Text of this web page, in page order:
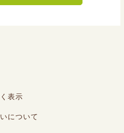
表示
について